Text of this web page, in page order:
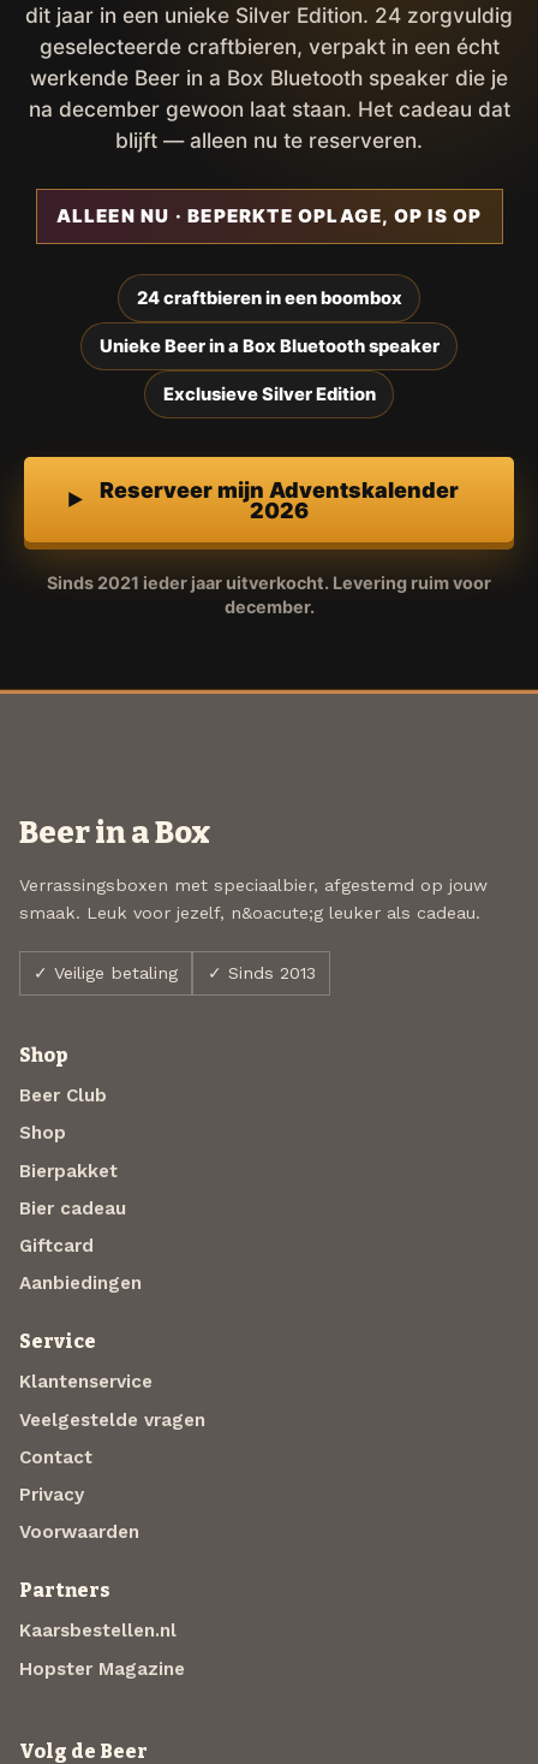
dit jaar in een unieke Silver Edition. 24 zorgvuldig
geselecteerde craftbieren, verpakt in een écht
werkende Beer in a Box Bluetooth speaker die je
na december gewoon laat staan. Het cadeau dat
blijft — alleen nu te reserveren.
ALLEEN NU · BEPERKTE OPLAGE, OP IS OP
24 craftbieren in een boombox
Unieke Beer in a Box Bluetooth speaker
Exclusieve Silver Edition
Reserveer mijn Adventskalender
2026
Sinds 2021 ieder jaar uitverkocht. Levering ruim voor
december.
Beer in a Box
Verrassingsboxen met speciaalbier, afgestemd op jouw
smaak. Leuk voor jezelf, n&oacute;g leuker als cadeau.
✓ Veilige betaling ✓ Sinds 2013
Shop
Beer Club
Shop
Bierpakket
Bier cadeau
Giftcard
Aanbiedingen
Service
Klantenservice
Veelgestelde vragen
Contact
Privacy
Voorwaarden
Partners
Kaarsbestellen.nl
Hopster Magazine
Volg de Beer